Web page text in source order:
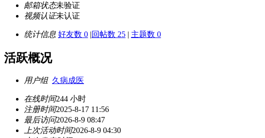
邮箱状态未验证
视频认证未认证
统计信息 好友数 0 |回帖数 25 | 主题数 0
活跃概况
用户组 久病成医
在线时间244 小时
注册时间2025-8-17 11:56
最后访问2026-8-9 08:47
上次活动时间2026-8-9 04:30